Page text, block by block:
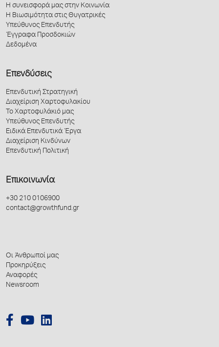
Η συνεισφορά μας στην Κοινωνία
Η Βιωσιμότητα στις Θυγατρικές
Υπεύθυνος Επενδυτής
Έγγραφα Προσδοκιών
Δεδομένα
Επενδύσεις
Επενδυτική Στρατηγική
Διαχείριση Χαρτοφυλακίου
Το Χαρτοφυλάκιό μας
Υπεύθυνος Επενδυτής
Ειδικά Επενδυτικά Έργα
Διαχείριση Κινδύνων
Επενδυτική Πολιτική
Επικοινωνία
+30 210 0106900
contact@growthfund.gr
Οι Άνθρωποί μας
Προκηρύξεις
Αναφορές
Newsroom